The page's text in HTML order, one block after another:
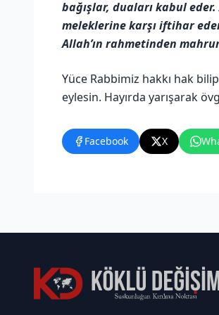
bağışlar, duaları kabul
meleklerine karşı iftihar
Allah’ın rahmetinden
Yüce Rabbimiz hakkı hak
eylesin. Hayırda yarışarak
Facebook X